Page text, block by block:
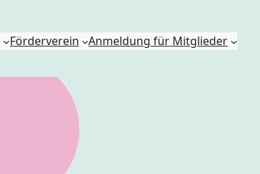
Förderverein Anmeldung für Mitglieder